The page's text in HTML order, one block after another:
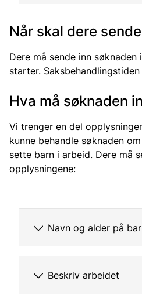
Når skal dere
Dere må sende inn
starter.
Hva må søknaden
Vi trenger en del
kunne behandle søknaden
sette barn i arbeid. Dere må
opplysningene:
Navn og alder på
Beskriv arbeidet